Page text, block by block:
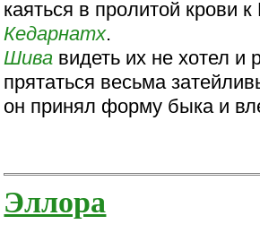
каяться в пролитой крови
Кедарнатх.
Шива видеть их не хотел и
прятаться весьма
он принял форму быка и
Эллора